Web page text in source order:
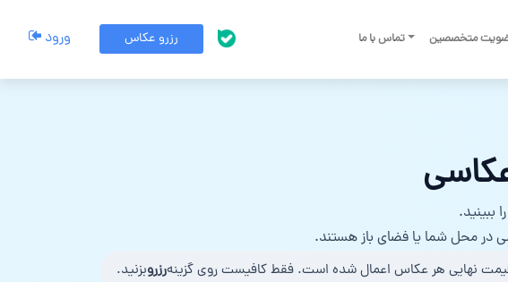
متخصصین تماس با ما پشتیبانی بله رزرو عکاس ورود
ببینید.
در محل شما یا فضای باز هستند.
نهایی هر عکاس اعمال شده است. فقط کافیست روی گزینهرزروبزنید.